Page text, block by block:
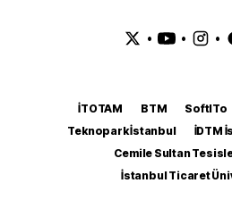
• • •
İTOTAM BTM SoftITo
Teknopark İstanbul
İDTM
Cemile Sultan
İstanbul Ticaret